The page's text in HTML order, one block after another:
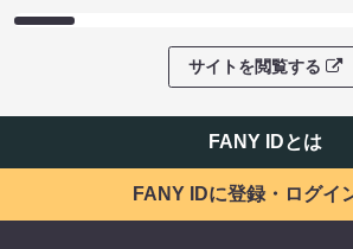
サイトを閲覧する
FANY IDとは
FANY IDに登録・ログイ